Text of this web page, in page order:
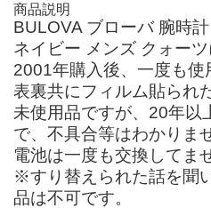
商品説明
BULOVA ブローバ 腕時
ネイビー メンズ クォーツ
2001年購入後、一度も使
表裏共にフィルム貼られ
未使用品ですが、20年以
で、不具合等はわかりま
電池は一度も交換してま
※すり替えられた話を聞
品は不可です。